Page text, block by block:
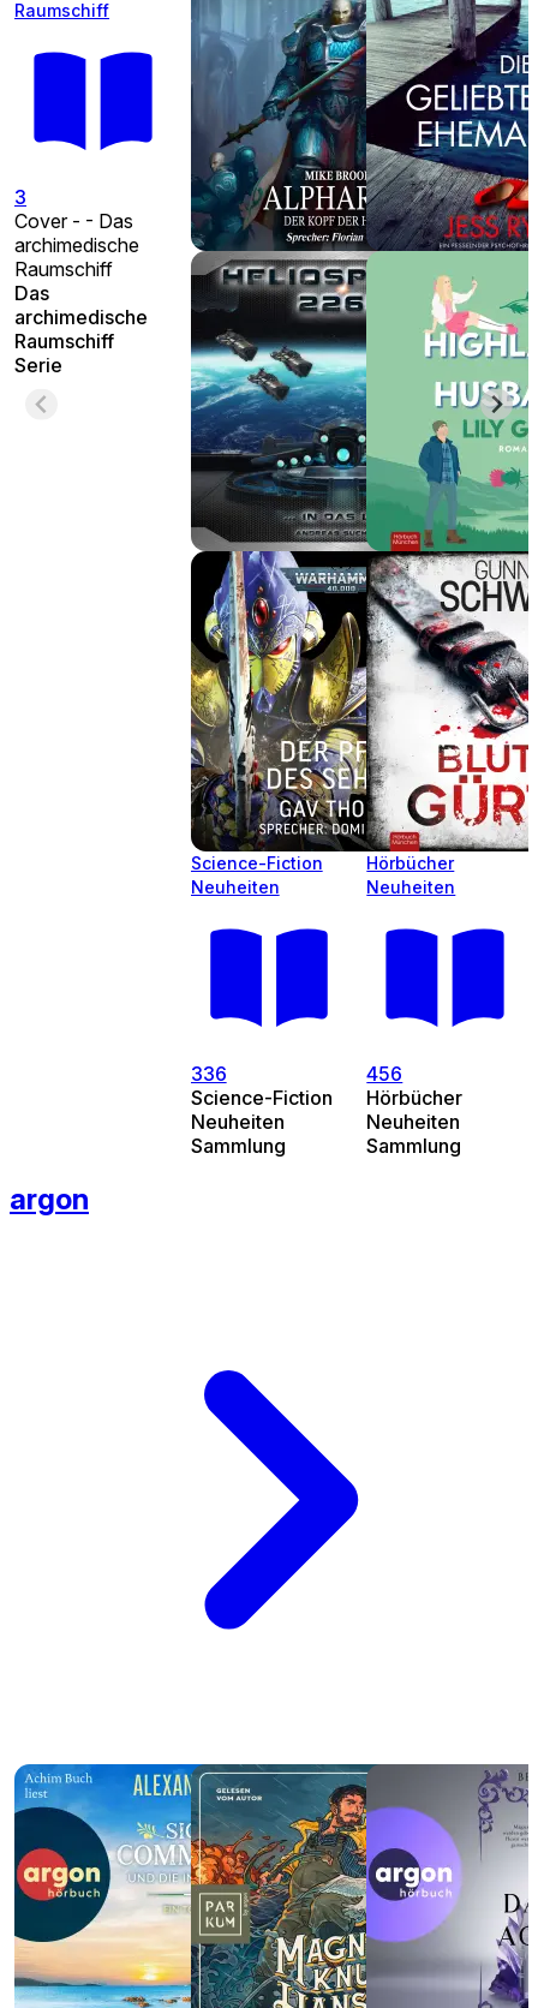
Raumschiff
3
Cover - - Das
archimedische
Raumschiff
Das
archimedische
Raumschiff
Serie
Science-Fiction
Neuheiten
336
Science-Fiction
Neuheiten
Sammlung
Hörbücher
Neuheiten
456
Hörbücher
Neuheiten
Sammlung
argon